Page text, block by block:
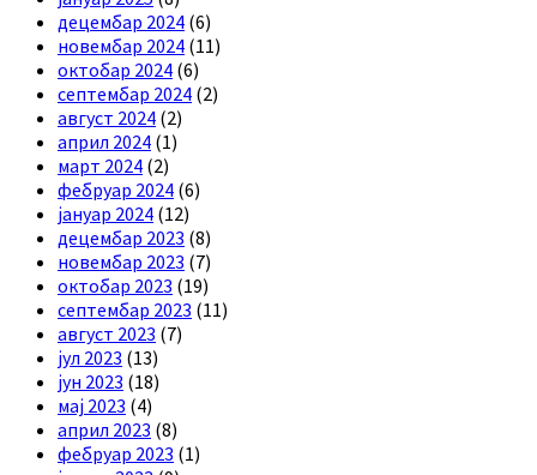
децембар 2024 (6)
новембар 2024 (11)
октобар 2024 (6)
септембар 2024 (2)
август 2024 (2)
април 2024 (1)
март 2024 (2)
фебруар 2024 (6)
јануар 2024 (12)
децембар 2023 (8)
новембар 2023 (7)
октобар 2023 (19)
септембар 2023 (11)
август 2023 (7)
јул 2023 (13)
јун 2023 (18)
мај 2023 (4)
април 2023 (8)
фебруар 2023 (1)